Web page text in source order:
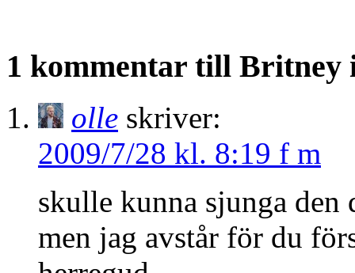
1 kommentar till Britney
olle skriver:
2009/7/28 kl. 8:19 f m
skulle kunna sjunga den
men jag avstår för du